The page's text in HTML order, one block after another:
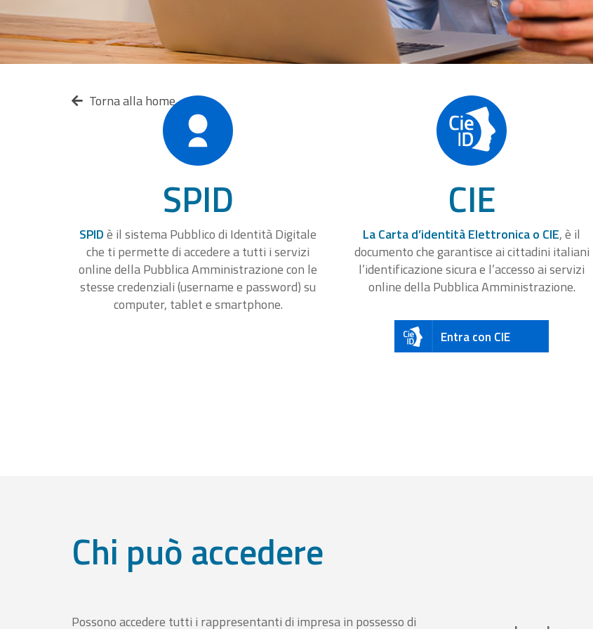
Torna alla home
SPID
SPIDè il sistema Pubblico di Identità Digitale
che ti permette di accedere a tutti i servizi
online della Pubblica Amministrazione con le
stesse credenziali (username e password) su
computer, tablet e smartphone.
CIE
La Carta d’identità Elettronica o CIE, è il
documento che garantisce ai cittadini italiani
l’identificazione sicura e l’accesso ai servizi
online della Pubblica Amministrazione.
Entra con CIE
Chi può accedere
Possono accedere tutti i rappresentanti di impresa in possesso di